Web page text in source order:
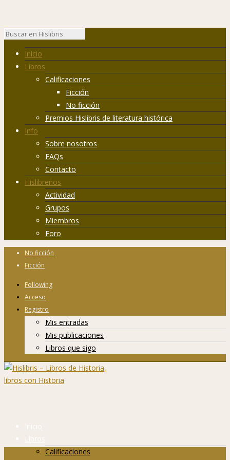
Inicio
Libros
Calificaciones
Ficción
No ficción
Premios Hislibris de literatura histórica
Info
Sobre nosotros
FAQs
Contacto
Hislibreños
Actividad
Grupos
Miembros
Foro
No ficción
Ficción
Following
Acceso
Registro
Mis entradas
Mis publicaciones
Libros que sigo
Inicio
Libros
Calificaciones